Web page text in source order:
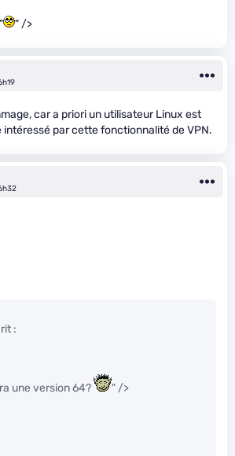
" />
car a priori un utilisateur Linux est
intéressé par cette fonctionnalité de VPN.
:
une version 64? " />